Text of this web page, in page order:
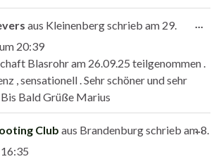
aus Kleinenbergschrieb am 29.
um 20:39
Blasrohr am 26.09.25 teilgenommen .
, sensationell . Sehr schöner und sehr
Bald Grüße Marius
...
Club aus Brandenburgschrieb am8.
16:35
...